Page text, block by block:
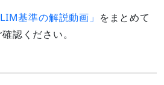
基準の解説動画」 をまとめて
認ください。